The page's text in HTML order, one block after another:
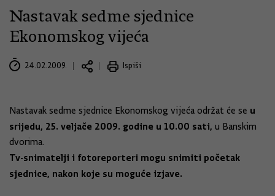
Nastavak sedme sjednice
Ekonomskog vijeća
24.02.2009. Ispiši
Nastavak sedme sjednice Ekonomskog vijeća održat će se u
srijedu, 25. veljače 2009. godine u 10.00 sati, u Banskim
dvorima.
Tv-snimatelji i fotoreporteri mogu snimiti početak
sjednice, nakon koje su moguće izjave.